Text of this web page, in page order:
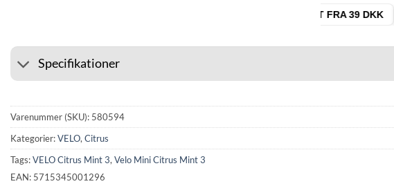
🚚 FRAGT FRA 39 DKK
Specifikationer
Varenummer (SKU): 580594
Kategorier:VELO, Citrus
Tags:VELO Citrus Mint 3, Velo Mini Citrus Mint 3
EAN: 5715345001296